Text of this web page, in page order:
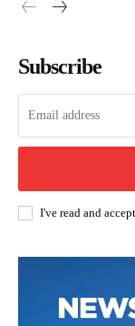
Subscribe
I've read and